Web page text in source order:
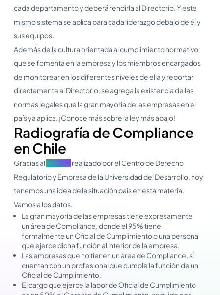
cada departamento y deberá rendirla al Directorio. Y este
mismo sistema se aplica para cada liderazgo debajo de él y
sus equipos.
Además de la cultura orientada al cumplimiento normativo
que se fomenta en la empresa y los miembros encargados
de monitorear en los diferentes niveles de ella y reportar
directamente al Directorio, se agrega la existencia de las
normas legales que la gran mayoría de las empresas en el
país ya aplica. ¡Conoce más sobre la ley más abajo!
Radiografía de Compliance
en Chile
Gracias al
realizado por el Centro de Derecho
Regulatorio y Empresa de la Universidad del Desarrollo, hoy
tenemos una idea de la situación país en esta materia.
Vamos a los datos.
La gran mayoría de las empresas tiene expresamente
un área de Compliance, donde el 95% tiene
formalmente un Oficial de Cumplimiento o una persona
que ejerce dicha función al interior de la empresa.
Las empresas que no tienen un área de Compliance, sí
cuentan con un profesional que cumple la función de un
Oficial de Cumplimiento.
El cargo que ejerce la labor de Oficial de Cumplimiento